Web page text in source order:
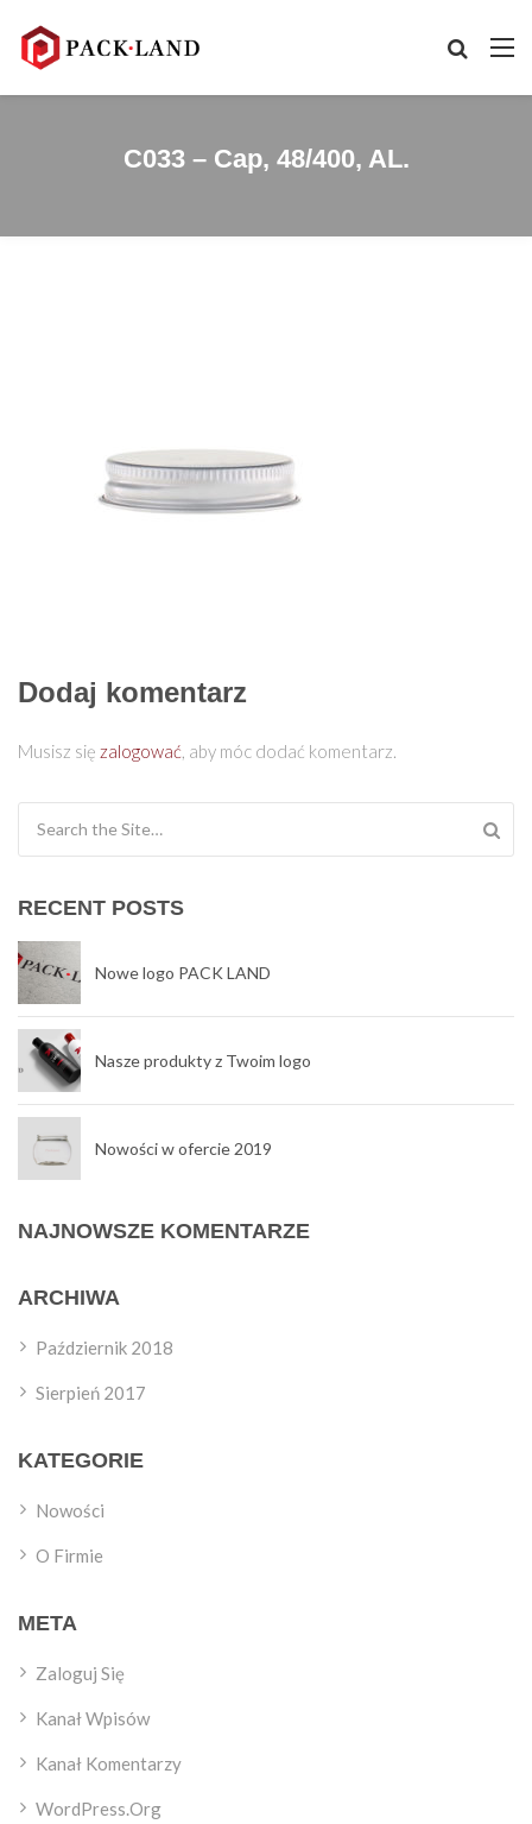
C033 – Cap, 48/400, AL.
Dodaj komentarz
Musisz się zalogować, aby móc dodać komentarz.
RECENT POSTS
Nowe logo PACK LAND
Nasze produkty z Twoim logo
Nowości w ofercie 2019
NAJNOWSZE KOMENTARZE
ARCHIWA
Październik 2018
Sierpień 2017
KATEGORIE
Nowości
O Firmie
META
Zaloguj Się
Kanał Wpisów
Kanał Komentarzy
WordPress.org